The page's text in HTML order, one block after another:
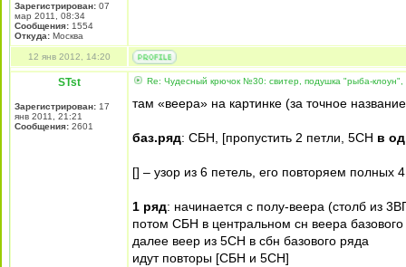
Зарегистрирован: 07
мар 2011, 08:34
Сообщения: 1554
Откуда: Москва
12 янв 2012, 14:20
STst
Зарегистрирован: 17
янв 2011, 21:21
Сообщения: 2601
Re: Чудесный крючок №30: свитер, подушка "рыба-клоун",
там «веера» на картинке (за точное
баз.ряд: СБН, [пропустить 2 петли, 5СН в
[] – узор из 6 петель, его повторяем полных
1 ряд: начинается с полу-веера (столб из
потом СБН в центральном сн веера
далее веер из 5СН в сбн базового ряда
идут повторы [СБН и 5СН]